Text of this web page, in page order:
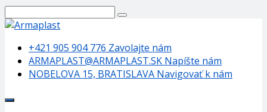
+421 905 904 776 Zavolajte nám
ARMAPLAST@ARMAPLAST.SK Napíšte nám
NOBELOVA 15, BRATISLAVA Navigovať k nám